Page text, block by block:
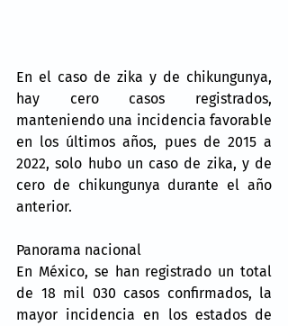
En el caso de zika y de chikungunya,
hay cero casos registrados,
manteniendo una incidencia favorable
en los últimos años, pues de 2015 a
2022, solo hubo un caso de zika, y de
cero de chikungunya durante el año
anterior.
Panorama nacional
En México, se han registrado un total
de 18 mil 030 casos confirmados, la
mayor incidencia en los estados de